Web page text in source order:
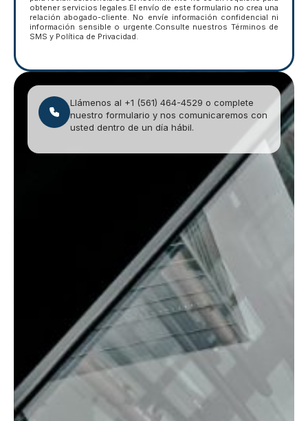
obtener servicios legales.El envío de este formulario no crea una
relación abogado-cliente. No envíe información confidencial ni
información sensible o urgente.Consulte nuestros Términos de
SMS y Política de Privacidad.
Llámenos al +1 (561) 464-4529 o complete
nuestro formulario y nos comunicaremos con
usted dentro de un día hábil.